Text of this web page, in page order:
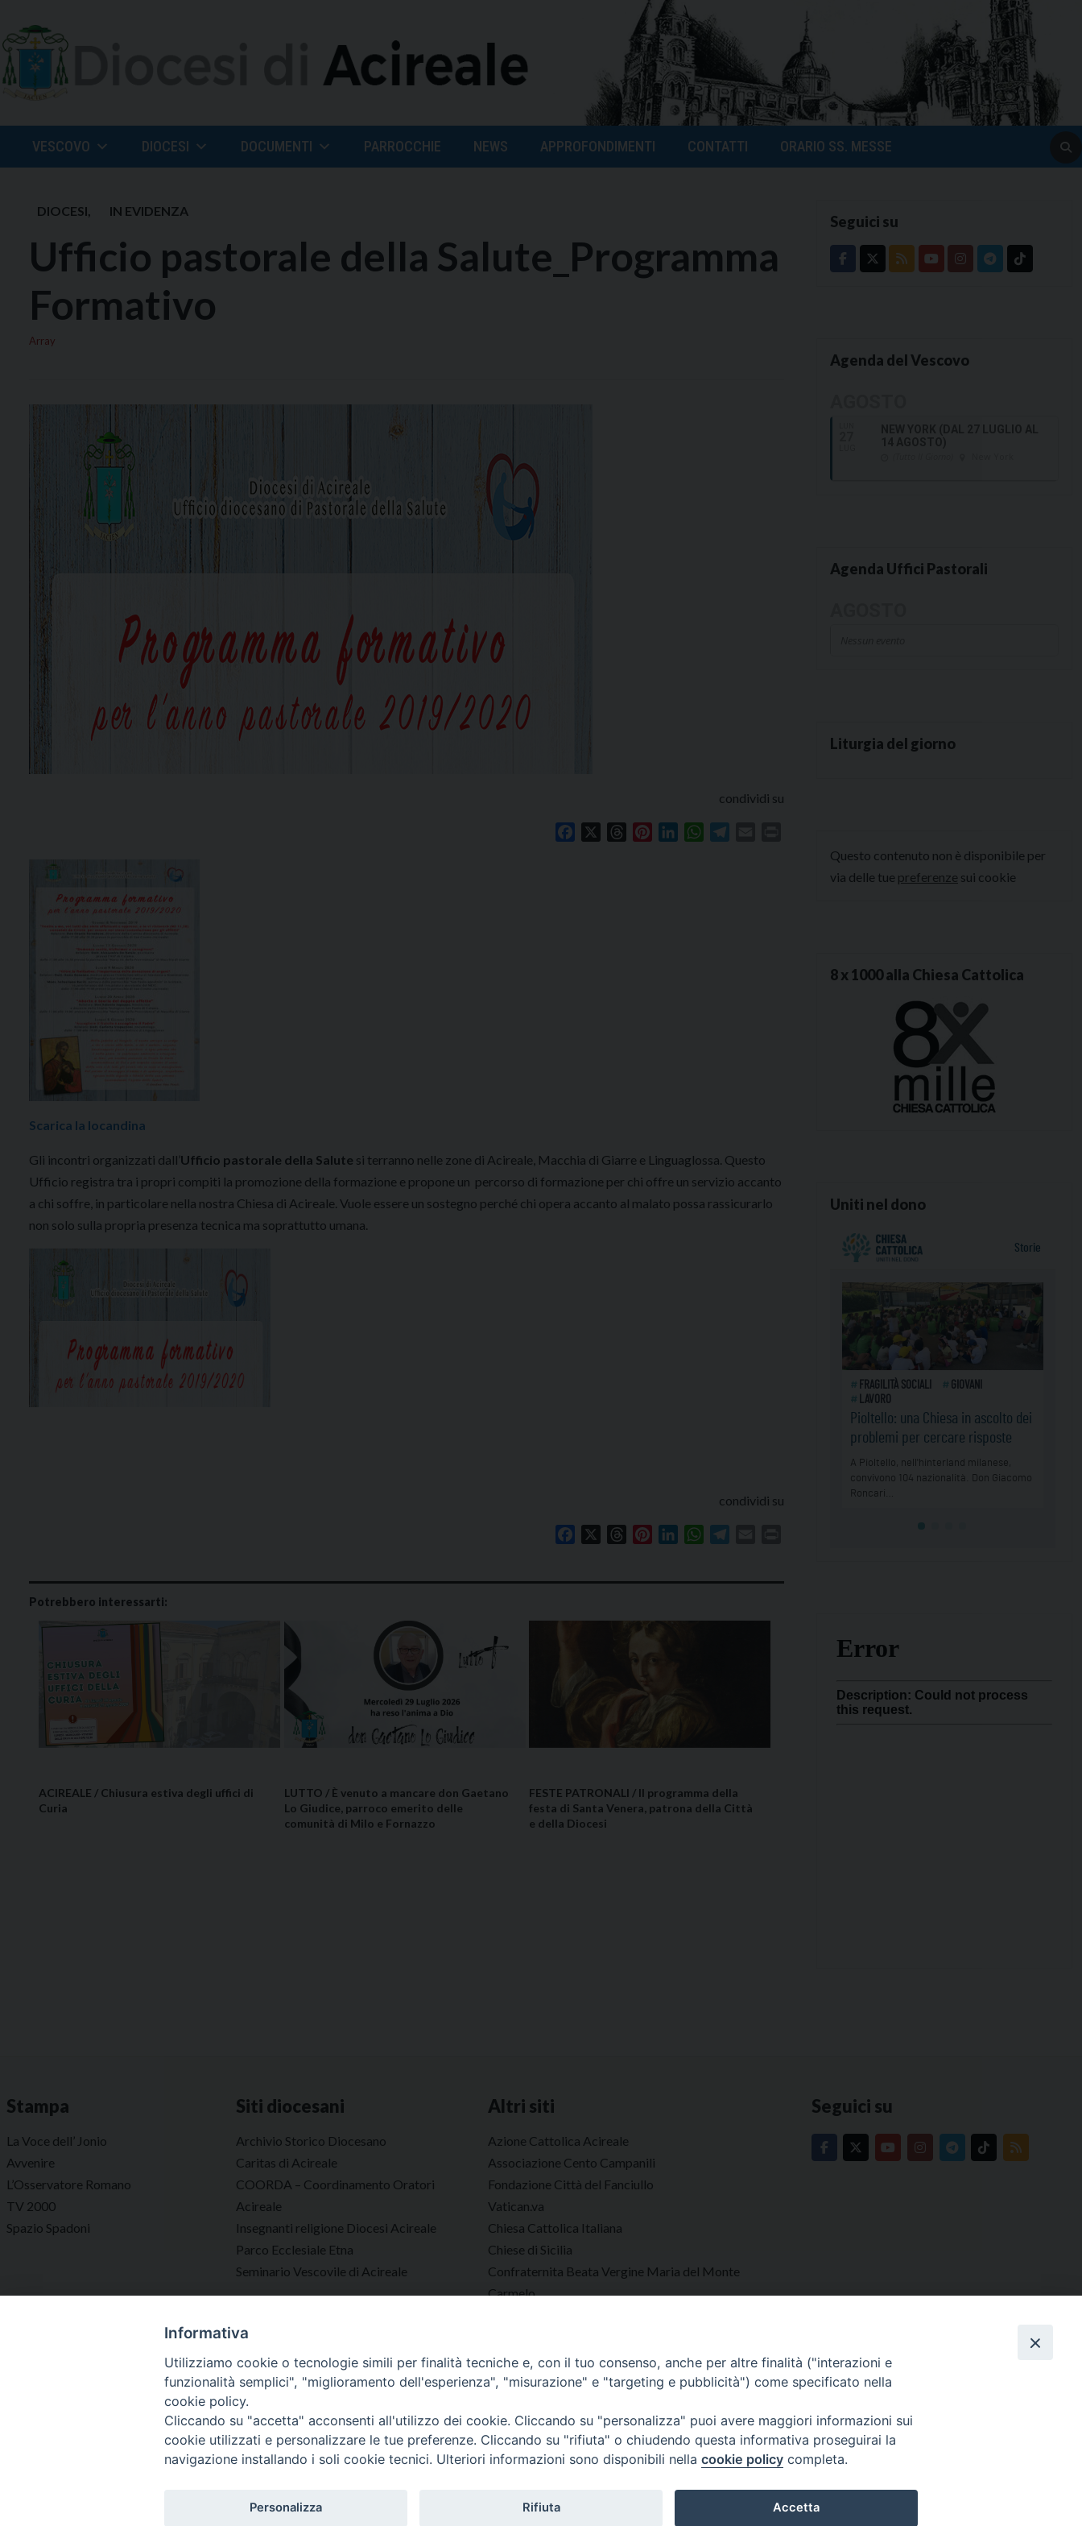
to
content
VESCOVO DIOCESI DOCUMENTI PARROCCHIE NEWS APPROFONDIMENTI CONTATTI ORARIO SS. MESSE
DIOCESI, IN EVIDENZA
Ufficio pastorale della Salute_Programma
Formativo
Array
condividi su
Facebook ThreadsPinterestLinkedInWhatsApp
Scarica la locandina
Gli incontri organizzati dall’Ufficio pastorale della Salute si terranno nelle zone di Acireale, Macchia di Giarre e Linguaglossa. Questo
Ufficio registra tra i propri compiti la promozione della formazione e propone un percorso di formazione per chi offre un servizio accanto
a chi soffre, in particolare nella nostra Chiesa di Acireale. Vuole essere un sostegno perché chi opera accanto al malato possa rassicurarlo
non solo sulla propria presenza tecnica ma soprattutto umana.
condividi su
Facebook ThreadsPinterestLinkedInWhatsApp
Potrebbero interessarti:
ACIREALE / Chiusura estiva degli uffici di
Curia
LUTTO / È venuto a mancare don Gaetano
Lo Giudice, parroco emerito delle
comunità di Milo e Fornazzo
FESTE PATRONALI / Il programma della
festa di Santa Venera, patrona della Città
e della Diocesi
Seguici su
Agenda del Vescovo
Agenda Uffici Pastorali
Liturgia del giorno
Questo contenuto non è disponibile per
via delle tue preferenze sui cookie
8 x 1000 alla Chiesa Cattolica
Uniti nel dono
Stampa
La Voce dell’ Jonio
Avvenire
L’Osservatore Romano
TV 2000
Spazio Spadoni
Siti diocesani
Archivio Storico Diocesano
Caritas di Acireale
COORDA – Coordinamento Oratori
Acireale
Insegnanti religione Diocesi Acireale
Parco Ecclesiale Etna
Seminario Vescovile di Acireale
Altri siti
Azione Cattolica Acireale
Associazione Cento Campanili
Fondazione Città del Fanciullo
Vatican.va
Chiesa Cattolica Italiana
Chiese di Sicilia
Confraternita Beata Vergine Maria del Monte
Carmelo
Seguici su
Diocesi di Acireale
Informativa
Utilizziamo cookie o tecnologie simili per finalità tecniche e, con il tuo consenso, anche per altre finalità ("interazioni e
funzionalità semplici", "miglioramento dell'esperienza", "misurazione" e "targeting e pubblicità") come specificato nella
cookie policy.
Cliccando su "accetta" acconsenti all'utilizzo dei cookie. Cliccando su "personalizza" puoi avere maggiori informazioni sui
cookie utilizzati e personalizzare le tue preferenze. Cliccando su "rifiuta" o chiudendo questa informativa proseguirai la
navigazione installando i soli cookie tecnici. Ulteriori informazioni sono disponibili nella cookie policy completa.
Personalizza Rifiuta Accetta